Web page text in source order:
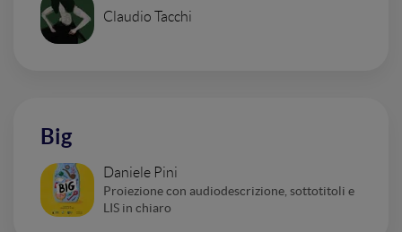
Claudio Tacchi
Big
Daniele Pini
Proiezione con audiodescrizione, sottotitoli e
LIS in chiaro